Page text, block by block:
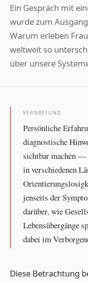
Ein Gespräch mit
wurde zum
Warum erleben
weltweit so
über unsere
KERNBEFUND
Persönliche
diagnostische
sichtbar machen —
in verschiedenen
jenseits der
darüber, wie
Lebensübergänge
dabei im
Diese Betrachtung